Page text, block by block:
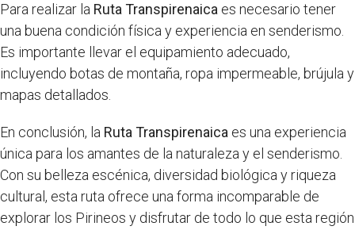
Para realizar la Ruta Transpirenaica es necesario tener
una buena condición física y experiencia en senderismo.
Es importante llevar el equipamiento adecuado,
incluyendo botas de montaña, ropa impermeable, brújula y
mapas detallados.
En conclusión, la Ruta Transpirenaica es una experiencia
única para los amantes de la naturaleza y el senderismo.
Con su belleza escénica, diversidad biológica y riqueza
cultural, esta ruta ofrece una forma incomparable de
explorar los Pirineos y disfrutar de todo lo que esta región